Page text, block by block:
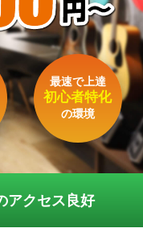
最速で上達
初心者特化
の環境
アクセス良好